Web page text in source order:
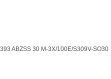
ABZSS 30 M-3X/100E/S309V-SO30